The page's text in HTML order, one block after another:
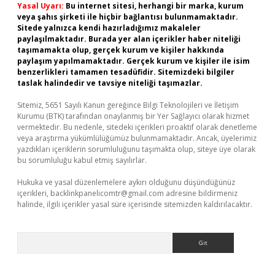
Yasal Uyarı: Bu internet sitesi, herhangi bir marka, kurum
veya şahıs şirketi ile hiçbir bağlantısı bulunmamaktadır.
Sitede yalnızca kendi hazırladığımız makaleler
paylaşılmaktadır. Burada yer alan içerikler haber niteliği
taşımamakta olup, gerçek kurum ve kişiler hakkında
paylaşım yapılmamaktadır. Gerçek kurum ve kişiler ile isim
benzerlikleri tamamen tesadüfidir. Sitemizdeki bilgiler
taslak halindedir ve tavsiye niteliği taşımazlar.
Sitemiz, 5651 Sayılı Kanun gereğince Bilgi Teknolojileri ve İletişim
Kurumu (BTK) tarafından onaylanmış bir Yer Sağlayıcı olarak hizmet
vermektedir. Bu nedenle, sitedeki içerikleri proaktif olarak denetleme
veya araştırma yükümlülüğümüz bulunmamaktadır. Ancak, üyelerimiz
yazdıkları içeriklerin sorumluluğunu taşımakta olup, siteye üye olarak
bu sorumluluğu kabul etmiş sayılırlar.
Hukuka ve yasal düzenlemelere aykırı olduğunu düşündüğünüz
içerikleri, backlinkpanelicomtr@gmail.com adresine bildirmeniz
halinde, ilgili içerikler yasal süre içerisinde sitemizden kaldırılacaktır.